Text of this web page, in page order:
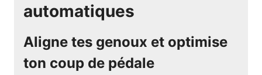
automatiques
Aligne tes genoux et optimise
ton coup de pédale